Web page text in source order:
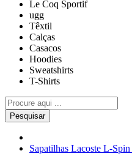
Le Coq Sportif
ugg
Têxtil
Calças
Casacos
Hoodies
Sweatshirts
T-Shirts
Pesquisar
Sapatilhas Lacoste L-